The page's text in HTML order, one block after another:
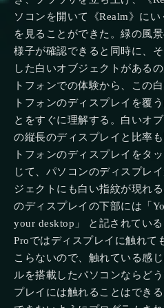
ソコンを開いて《Realm》に
を見ることができた。緑の風
様子が確認できると同時に、
した白いオブジェクトがある
トフォンでの体験から、この
トフォンのディスプレイを覆
とをすぐに理解する。白いオ
の縦長のディスプレイと比率
トフォンのディスプレイをタ
じて、パソコンのディスプレ
ジェクトにも白い指紋が現れ
のディスプレイの下部には「
your desktop」 と記されてい
Proではディスプレイに触れて
こらないので、触れている感
ルを搭載したパソコンならど
プレイには触れることはでき